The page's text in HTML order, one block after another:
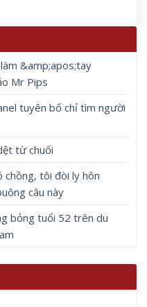
&amp;apos;tay
Mr Pips
tuyên bố chỉ tìm người
từ chuối
chồng, tôi đòi ly hôn
câu này
bỏng tuổi 52 trên du